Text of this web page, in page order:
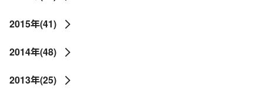
2015年(41)
2014年(48)
2013年(25)